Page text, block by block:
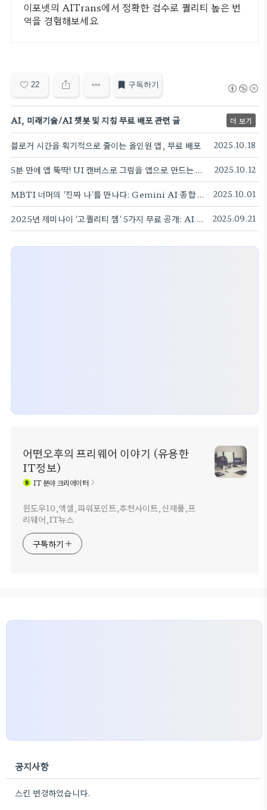
이포넷의 AITrans에서 정확한 검수로 퀄리티 높은 번
역을 경험해보세요
22 구독하기
AI, 미래기술/AI 챗봇 및 지침 무료 배포 관련 글 더 보기
블로거 시간을 획기적으로 줄이는 올인원 앱, 무료 배포 2025.10.18
5분 만에 앱 뚝딱! UI 캔버스로 그림을 앱으로 만드는 방법 2025.10.12
MBTI 너머의 '진짜 나'를 만나다: Gemini AI 종합 성격 진단기 무료 배포 2025.10.01
2025년 제미나이 '고퀄리티 젬' 5가지 무료 공개: AI 활용 끝판왕! 2025.09.21
어떤오후의 프리웨어 이야기 (유용한
IT정보)
IT분야 크리에이터
윈도우10,엑셀,파워포인트,추천사이트,신제품,프
리웨어,IT뉴스
구독하기
공지사항
스킨 변경하였습니다.